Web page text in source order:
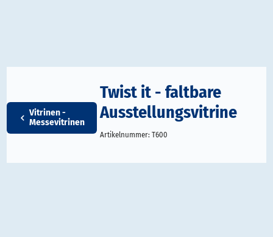
Vitrinen -
Messevitrinen
Twist it - faltbare
Ausstellungsvitrine
Artikelnummer:T600